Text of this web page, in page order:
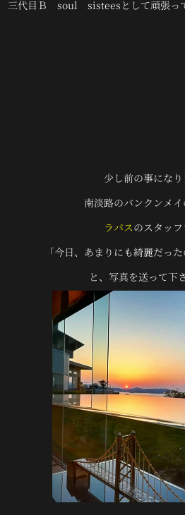
三代目Ｂ soul sisteesとして頑張っ
少し前の事にな
南淡路のバンクンメ
ラパスのスタッ
「今日、あまりにも綺麗だっ
と、写真を送って下